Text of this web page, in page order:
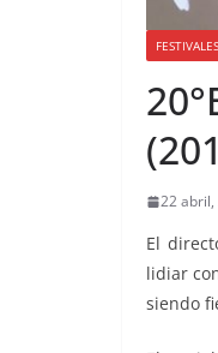
FESTIVALES
22 abril,
El
lidiar
siendo